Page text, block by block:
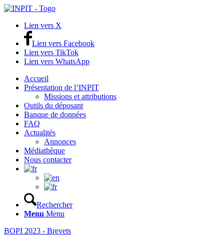
Lien vers X
Lien vers Facebook
Lien vers TikTok
Lien vers WhatsApp
Accueil
Présentation de l’INPIT
Missions et attributions
Outils du déposant
Banque de données
FAQ
Actualités
Annonces
Médiathèque
Nous contacter
Rechercher
Menu Menu
BOPI 2023 - Brevets